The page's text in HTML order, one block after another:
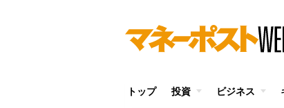
トップ 投資 ビジネス